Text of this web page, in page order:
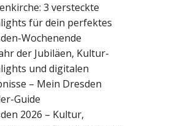
3 versteckte
für dein perfektes
Wochenende
der Jubiläen, Kultur-
und digitalen
– Mein Dresden
Guide
2026 – Kultur,